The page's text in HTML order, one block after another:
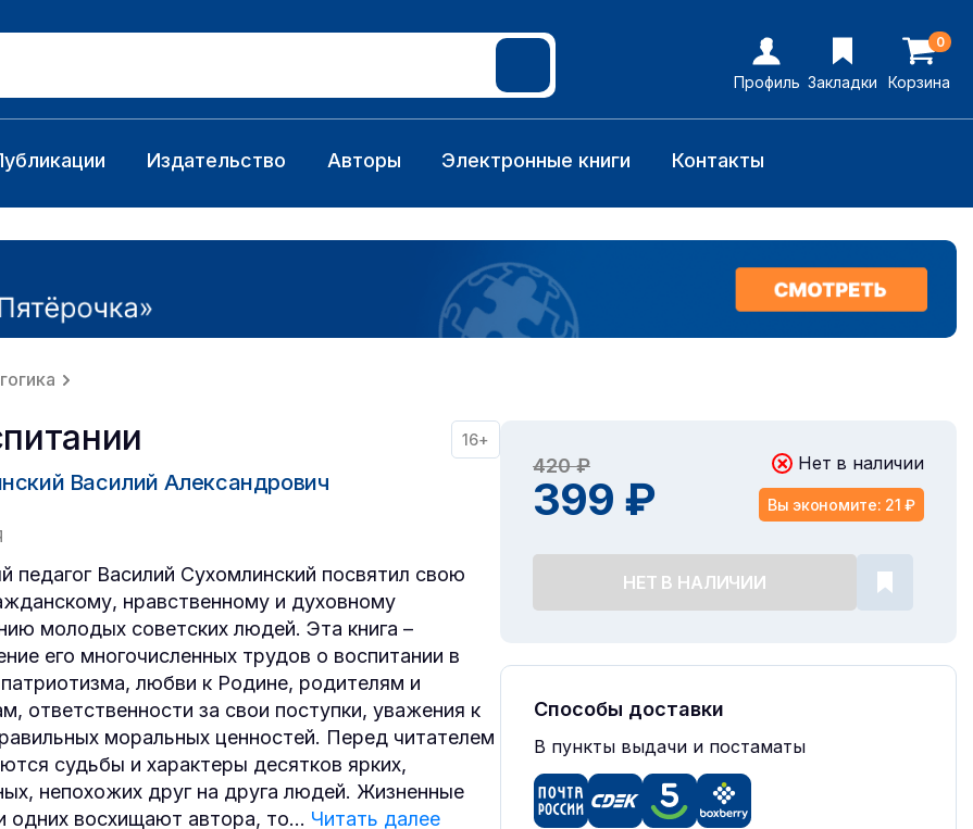
Профиль Закладки
0
Корзина
Издательство Авторы Электронные книги Контакты
16+
Василий Александрович
педагог Василий Сухомлинский посвятил свою
нравственному и духовному
молодых советских людей. Эта книга –
его многочисленных трудов о воспитании в
патриотизма, любви к Родине, родителям и
ответственности за свои поступки, уважения к
моральных ценностей. Перед читателем
судьбы и характеры десятков ярких,
непохожих друг на друга людей. Жизненные
одних восхищают автора, то... Читать далее
420 ₽
399 ₽
Нет в наличии
Вы экономите: 21 ₽
НЕТ В НАЛИЧИИ
Способы доставки
В пункты выдачи и постаматы